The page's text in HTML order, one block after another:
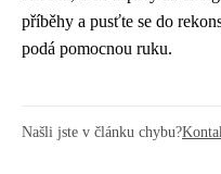
příběhy a pusťte se do
podá pomocnou ruku.
Našli jste v článku chybu?